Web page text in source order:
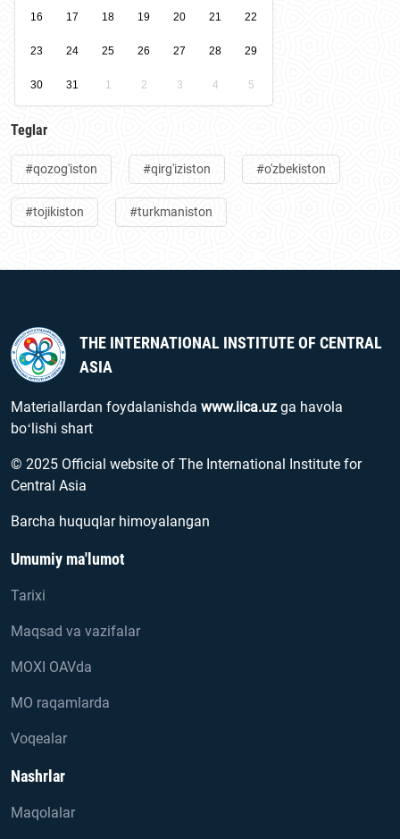
16 17 18 19 20 21 22
23 24 25 26 27 28 29
30 31 1 2 3 4 5
Teglar
#qozog'iston #qirg'iziston #o'zbekiston
#tojikiston #turkmaniston
THE INTERNATIONAL INSTITUTE OF CENTRAL
ASIA
Materiallardan foydalanishda www.iica.uz ga havola
boʻlishi shart
© 2025 Official website of The International Institute for
Central Asia
Barcha huquqlar himoyalangan
Umumiy ma'lumot
Tarixi
Maqsad va vazifalar
MOXI OAVda
MO raqamlarda
Voqealar
Nashrlar
Maqolalar